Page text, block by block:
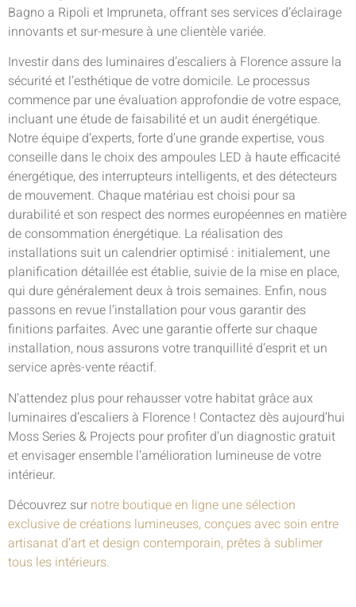
Bagno a Ripoli et Impruneta, offrant ses services d’éclairage
innovants et sur-mesure à une clientèle variée.
Investir dans des luminaires d’escaliers à Florence assure la
sécurité et l’esthétique de votre domicile. Le processus
commence par une évaluation approfondie de votre espace,
incluant une étude de faisabilité et un audit énergétique.
Notre équipe d’experts, forte d’une grande expertise, vous
conseille dans le choix des ampoules LED à haute efficacité
énergétique, des interrupteurs intelligents, et des détecteurs
de mouvement. Chaque matériau est choisi pour sa
durabilité et son respect des normes européennes en matière
de consommation énergétique. La réalisation des
installations suit un calendrier optimisé : initialement, une
planification détaillée est établie, suivie de la mise en place,
qui dure généralement deux à trois semaines. Enfin, nous
passons en revue l’installation pour vous garantir des
finitions parfaites. Avec une garantie offerte sur chaque
installation, nous assurons votre tranquillité d’esprit et un
service après-vente réactif.
N’attendez plus pour rehausser votre habitat grâce aux
luminaires d’escaliers à Florence ! Contactez dès aujourd’hui
Moss Series & Projects pour profiter d’un diagnostic gratuit
et envisager ensemble l’amélioration lumineuse de votre
intérieur.
Découvrez sur notre boutique en ligne une sélection
exclusive de créations lumineuses, conçues avec soin entre
artisanat d’art et design contemporain, prêtes à sublimer
tous les intérieurs.